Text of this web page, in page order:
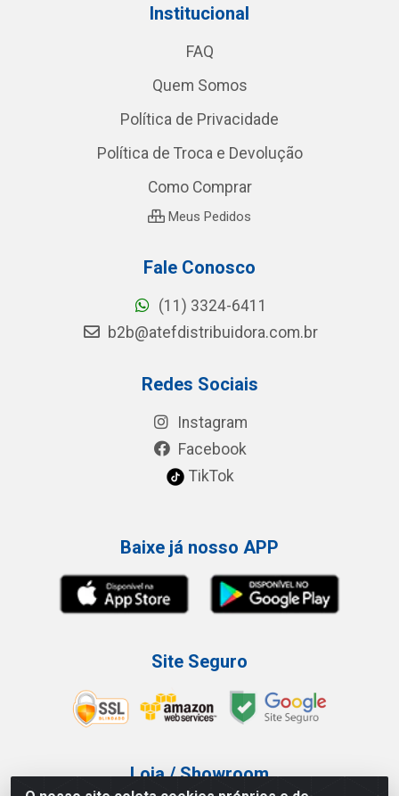
Institucional
FAQ
Quem Somos
Política de Privacidade
Política de Troca e Devolução
Como Comprar
Meus Pedidos
Fale Conosco
(11) 3324-6411
b2b@atefdistribuidora.com.br
Redes Sociais
Instagram
Facebook
TikTok
Baixe já nosso APP
Site Seguro
Loja / Showroom